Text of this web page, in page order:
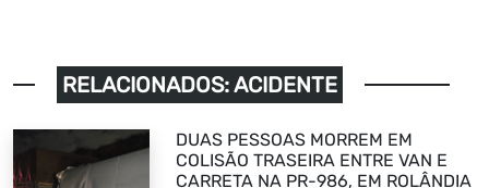
RELACIONADOS: ACIDENTE
DUAS PESSOAS MORREM EM
COLISÃO TRASEIRA ENTRE VAN E
CARRETA NA PR-986, EM ROLÂNDIA